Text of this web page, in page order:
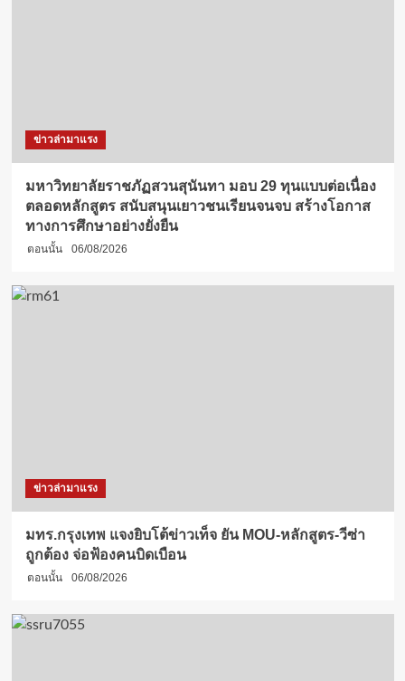
ข่าวล่ามาแรง
มหาวิทยาลัยราชภัฏสวนสุนันทา มอบ 29 ทุนแบบต่อเนื่อง
ตลอดหลักสูตร สนับสนุนเยาวชนเรียนจนจบ สร้างโอกาส
ทางการศึกษาอย่างยั่งยืน
ตอนนั้น 06/08/2026
ข่าวล่ามาแรง
มทร.กรุงเทพ แจงยิบโต้ข่าวเท็จ ยัน MOU-หลักสูตร-วีซ่า
ถูกต้อง จ่อฟ้องคนบิดเบือน
ตอนนั้น 06/08/2026